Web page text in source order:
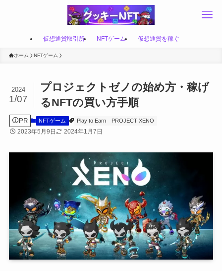
仮想通貨取引所 NFTゲーム 仮想通貨を稼ぐ
ホーム NFTゲーム
プロジェクトゼノの始め方・稼げ
るNFTの買い方手順
2024
1/07
PR NFTゲーム Play to Earn PROJECT XENO
2023年5月9日 2024年1月7日